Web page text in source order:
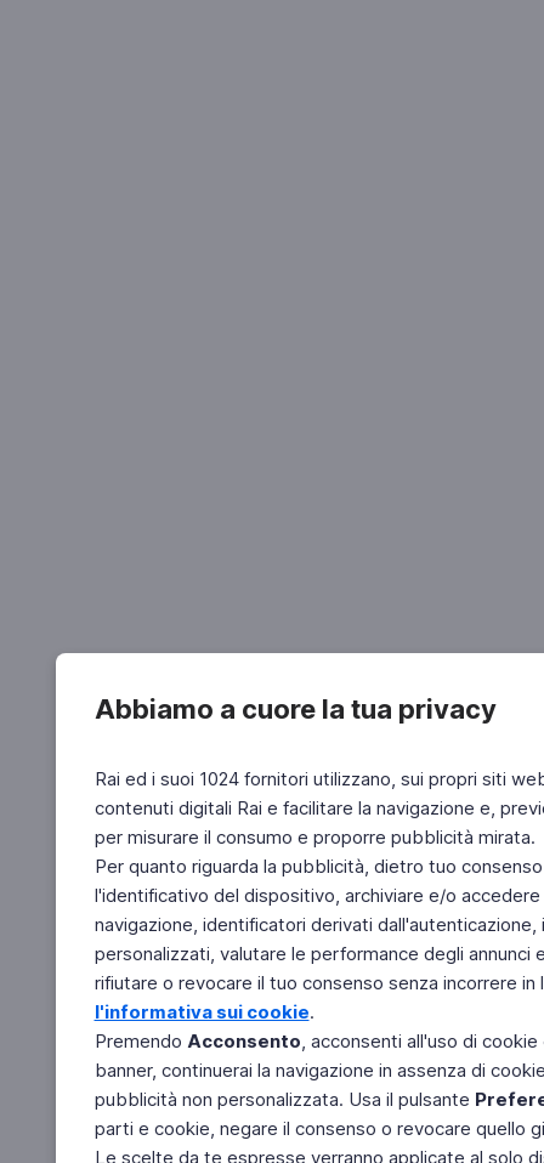
Abbiamo a cuore la tua privacy
Rai ed i suoi 1024 fornitori utilizzano, sui propri siti
contenuti digitali Rai e facilitare la navigazione e,
per misurare il consumo e proporre pubblicità mirata.
Per quanto riguarda la pubblicità, dietro tuo
l'identificativo del dispositivo, archiviare e/o
navigazione, identificatori derivati
personalizzati, valutare le performance degli
rifiutare o revocare il tuo consenso senza incorrere
l'informativa sui cookie.
Premendo Acconsento, acconsenti all'uso di
banner, continuerai la navigazione in assenza di
pubblicità non personalizzata. Usa il pulsante
parti e cookie, negare il consenso o revocare quello
Le scelte da te espresse verranno applicate al solo